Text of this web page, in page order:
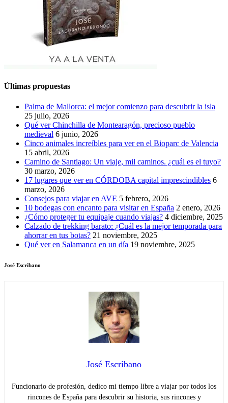
Últimas propuestas
Palma de Mallorca: el mejor comienzo para descubrir la isla
25 julio, 2026
Qué ver Chinchilla de Montearagón, precioso pueblo
medieval 6 junio, 2026
Cinco animales increíbles para ver en el Bioparc de Valencia
15 abril, 2026
Camino de Santiago: Un viaje, mil caminos. ¿cuál es el tuyo?
30 marzo, 2026
17 lugares que ver en CÓRDOBA capital imprescindibles 6
marzo, 2026
Consejos para viajar en AVE 5 febrero, 2026
10 bodegas con encanto para visitar en España 2 enero, 2026
¿Cómo proteger tu equipaje cuando viajas? 4 diciembre, 2025
Calzado de trekking barato: ¿Cuál es la mejor temporada para
ahorrar en tus botas? 21 noviembre, 2025
Qué ver en Salamanca en un día 19 noviembre, 2025
José Escribano
José Escribano
Funcionario de profesión, dedico mi tiempo libre a viajar por todos los
rincones de España para descubrir su historia, sus rincones y